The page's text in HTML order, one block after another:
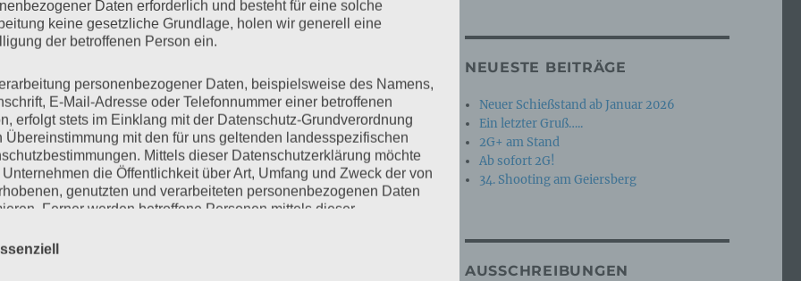
Oberpfalz 2018
m – Schießen in Traunfeld
NEUESTE BEITRÄGE
Neuer Schießstand ab Januar 2026
Ein letzter Gruß…..
2G+ am Stand
Ab sofort 2G!
34. Shooting am Geiersberg
AUSSCHREIBUNGEN
Daten erforderlich und besteht für eine solche
keine gesetzliche Grundlage, holen wir generell eine
der betroffenen Person ein.
personenbezogener Daten, beispielsweise des Namens,
E-Mail-Adresse oder Telefonnummer einer betroffenen
erfolgt stets im Einklang mit der Datenschutz-Grundverordnung
Übereinstimmung mit den für uns geltenden landesspezifischen
Mittels dieser Datenschutzerklärung möchte
Unternehmen die Öffentlichkeit über Art, Umfang und Zweck der von
genutzten und verarbeiteten personenbezogenen Daten
Ferner werden betroffene Personen mittels dieser